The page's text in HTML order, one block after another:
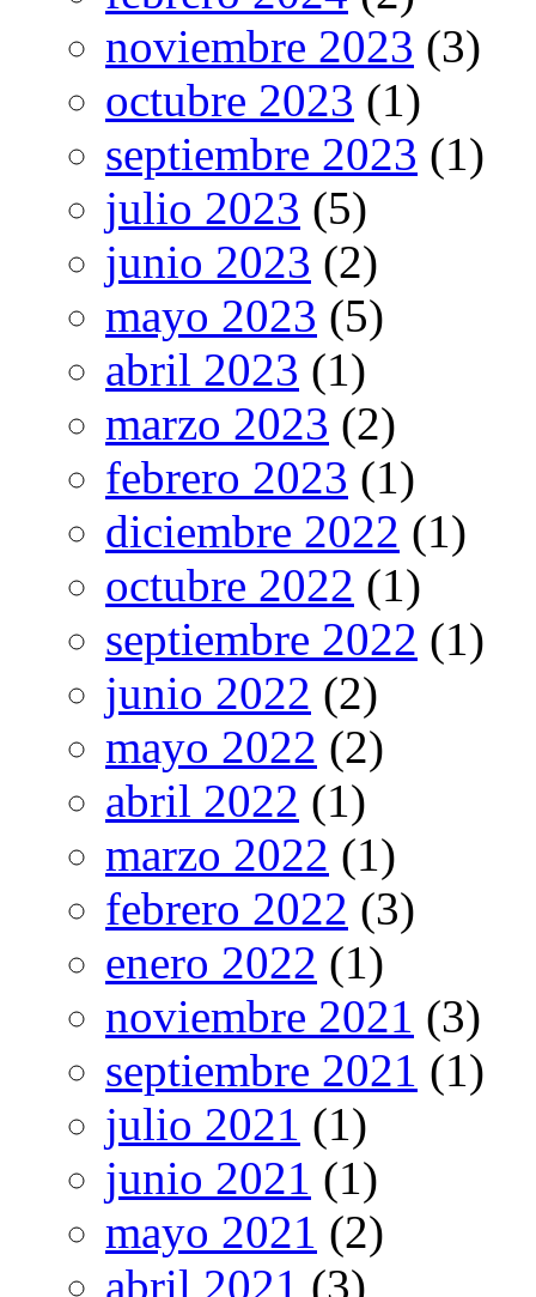
noviembre 2023 (3)
octubre 2023 (1)
septiembre 2023 (1)
julio 2023 (5)
junio 2023 (2)
mayo 2023 (5)
abril 2023 (1)
marzo 2023 (2)
febrero 2023 (1)
diciembre 2022 (1)
octubre 2022 (1)
septiembre 2022 (1)
junio 2022 (2)
mayo 2022 (2)
abril 2022 (1)
marzo 2022 (1)
febrero 2022 (3)
enero 2022 (1)
noviembre 2021 (3)
septiembre 2021 (1)
julio 2021 (1)
junio 2021 (1)
mayo 2021 (2)
abril 2021 (3)